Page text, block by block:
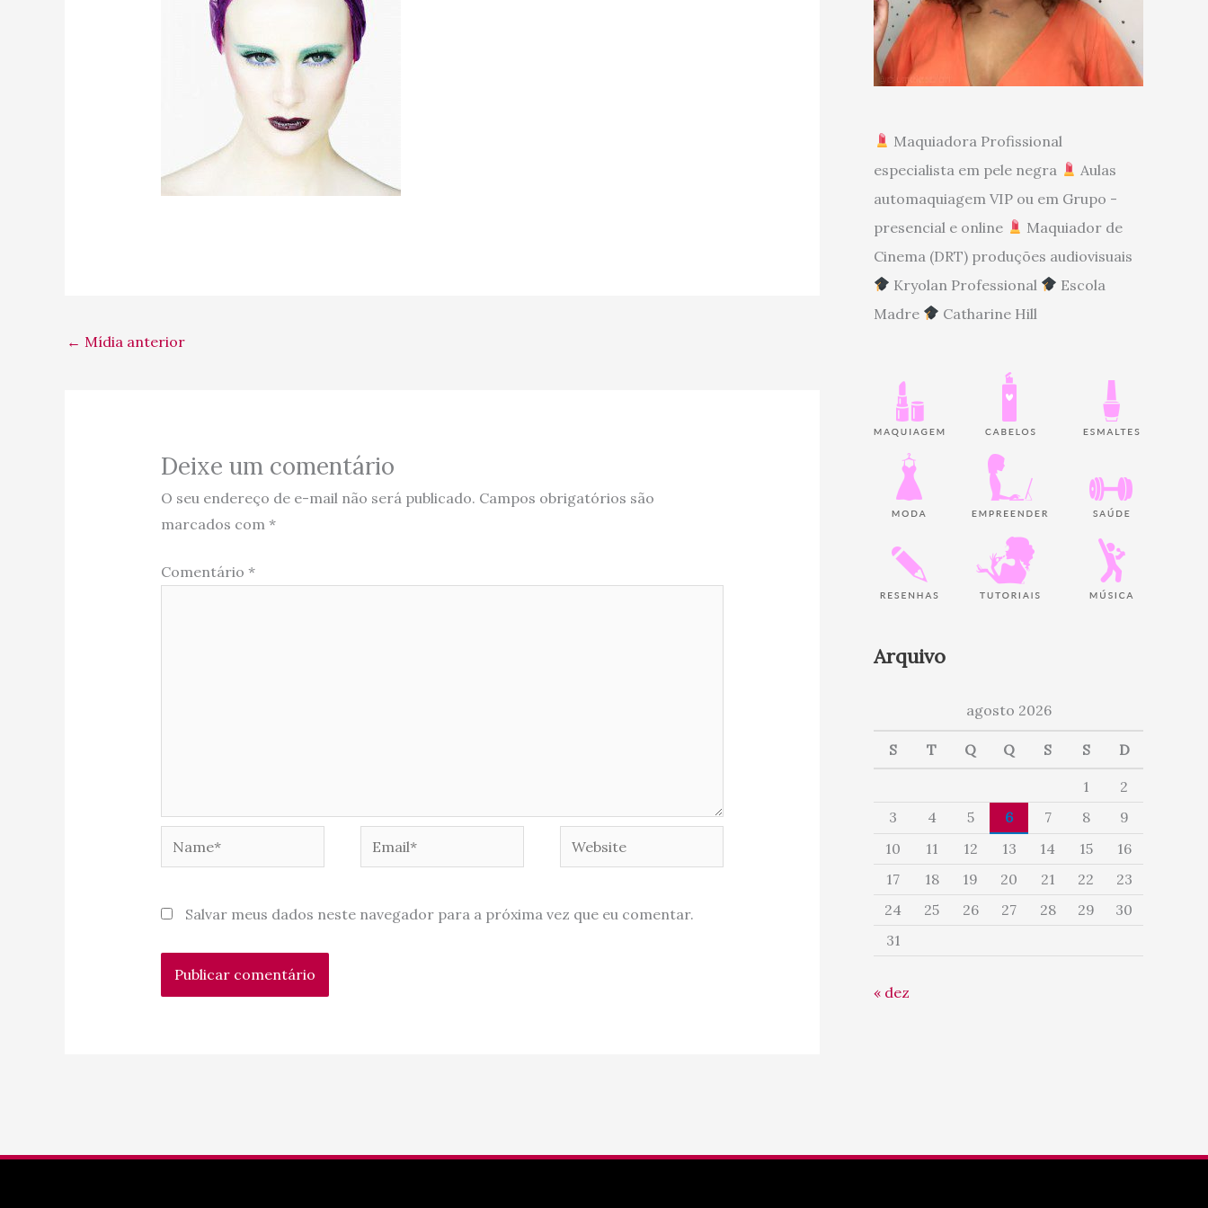
← Mídia anterior
Deixe um comentário
O seu endereço de e-mail não será publicado. Campos obrigatórios são
marcados com *
Comentário *
Website
Salvar meus dados neste navegador para a próxima vez que eu comentar.
Maquiadora Profissional
especialista em pele negra
Aulas
automaquiagem VIP ou em Grupo -
presencial e online
Maquiador de
Cinema (DRT) produções audiovisuais
Kryolan Professional
Escola
Madre
Catharine Hill
Arquivo
agosto 2026
S T Q Q S S D
1
2
3
4 5 6 7 8
9
10
11 12 13 14 15
16
17
18 19 20 21 22
23
24
25 26 27 28 29
30
31
« dez